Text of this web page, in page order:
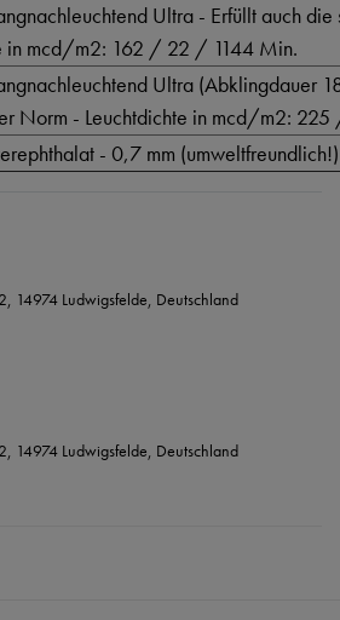
Ultra - Erfüllt auch
in mcd/m2: 162 / 22 / 1144 Min.
Ultra (Abklingdauer
Norm - Leuchtdichte in mcd/m2:
- 0,7 mm (umweltfreundlich!)
14974 Ludwigsfelde, Deutschland
14974 Ludwigsfelde, Deutschland